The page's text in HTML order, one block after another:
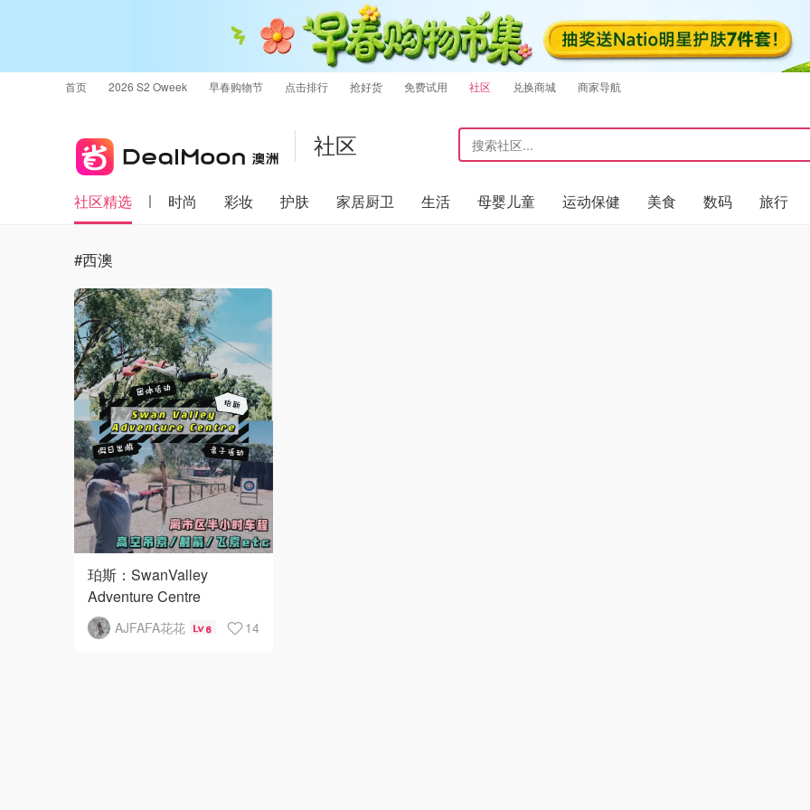
首页 2026 S2 Oweek 早春购物节 点击排行 抢好货 免费试用 社区 兑换商城 商家导航
社区
社区精选 时尚 彩妆 护肤 家居厨卫 生活 母婴儿童 运动保健 美食 数码 旅行
#西澳
珀斯：SwanValley
Adventure Centre
AJFAFA花花 6 14